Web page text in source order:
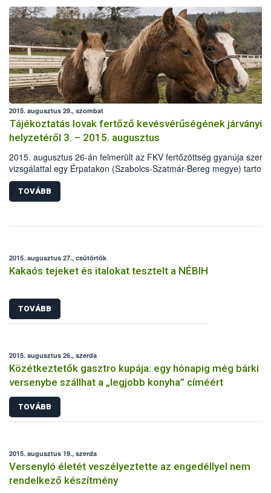
idejű húsgombócok is „szerepeltek az étlapon”.
2015. augusztus 29., szombat
Tájékoztatás lovak fertőző kevésvérűségének
helyzetéről 3. – 2015. augusztus
2015. augusztus 26-án felmerült az FKV fertőzöttség gyanúja
vizsgálattal egy Érpatakon (Szabolcs-Szatmár-Bereg megye) tartott
esetében.
TOVÁBB
2015. augusztus 27., csütörtök
Kakaós tejeket és italokat tesztelt a NÉBIH
TOVÁBB
2015. augusztus 26., szerda
Közétkeztetők gasztro kupája: egy hónapig még bárki
versenybe szállhat a „legjobb konyha” címéért
TOVÁBB
2015. augusztus 19., szerda
Versenyló életét veszélyeztette az engedéllyel nem
rendelkező készítmény